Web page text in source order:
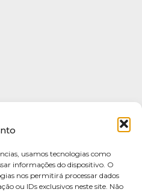
usamos tecnologias como
informações do dispositivo. O
nos permitirá processar dados
ou IDs exclusivos neste site. Não